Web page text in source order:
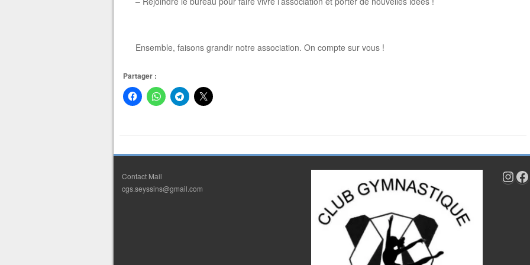
Ensemble, faisons grandir notre association. On compte sur vous !
Partager :
Contact Mail
cgs.seyssins@gmail.com